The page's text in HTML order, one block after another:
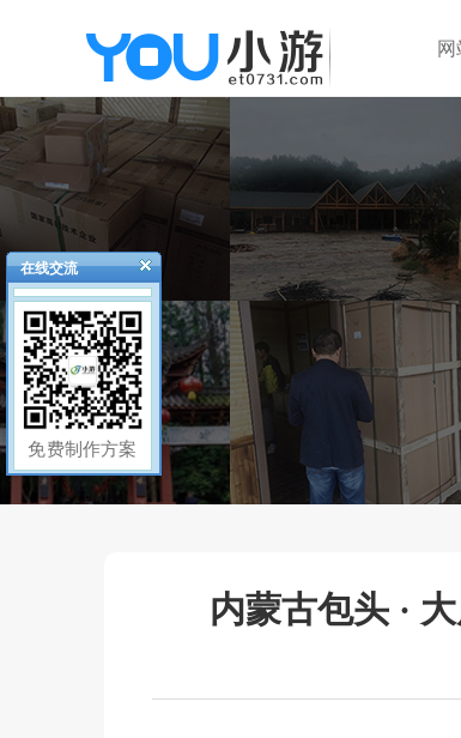
内蒙古包头 ·
在线交流
免费制作方案